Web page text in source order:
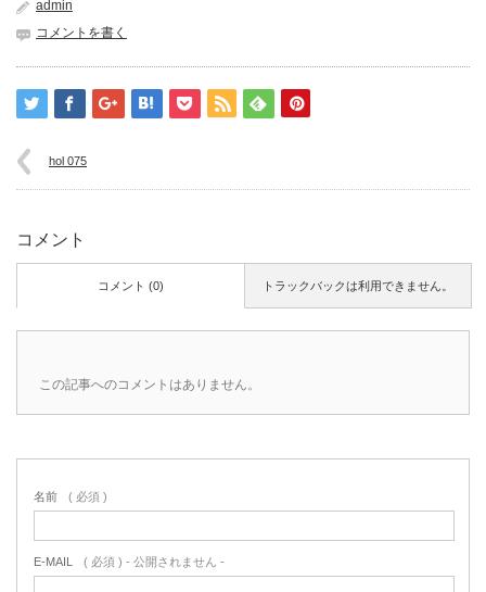
admin
コメントを書く
hol 075
コメント
トラックバックは利用できません。
コメント (0)
この記事へのコメントはありません。
名前 ( 必須 )
E-MAIL ( 必須 ) - 公開されません -